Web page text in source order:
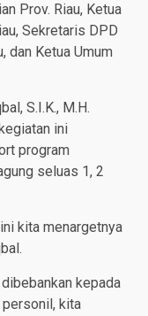
Prov. Riau, Ketua
Sekretaris DPD
dan Ketua Umum
S.I.K., M.H.
ini
program
seluas 1, 2
kita menargetnya
kepada
personil, kita